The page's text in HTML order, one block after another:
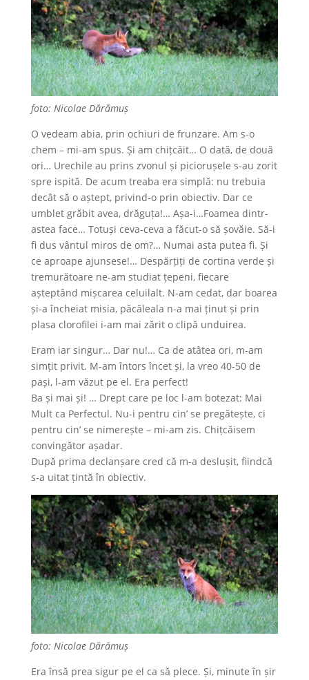
foto: Nicolae Dărămuș
O vedeam abia, prin ochiuri de frunzare. Am s-o
chem – mi-am spus. Și am chițcăit… O dată, de două
ori… Urechile au prins zvonul și piciorușele s-au zorit
spre ispită. De acum treaba era simplă: nu trebuia
decât să o aștept, privind-o prin obiectiv. Dar ce
umblet grăbit avea, drăguța!… Așa-i…Foamea dintr-
astea face… Totuși ceva-ceva a făcut-o să șovăie. Să-i
fi dus vântul miros de om?… Numai asta putea fi. Și
ce aproape ajunsese!… Despărțiți de cortina verde și
tremurătoare ne-am studiat țepeni, fiecare
așteptând mișcarea celuilalt. N-am cedat, dar boarea
și-a încheiat misia, păcăleala n-a mai ținut și prin
plasa clorofilei i-am mai zărit o clipă unduirea.
Eram iar singur… Dar nu!… Ca de atâtea ori, m-am
simțit privit. M-am întors încet și, la vreo 40-50 de
pași, l-am văzut pe el. Era perfect!
Ba și mai și! … Drept care pe loc l-am botezat: Mai
Mult ca Perfectul. Nu-i pentru cin’ se pregătește, ci
pentru cin’ se nimerește – mi-am zis. Chițcăisem
convingător așadar.
După prima declanșare cred că m-a deslușit, fiindcă
s-a uitat țintă în obiectiv.
foto: Nicolae Dărămuș
Era însă prea sigur pe el ca să plece. Și, minute în șir